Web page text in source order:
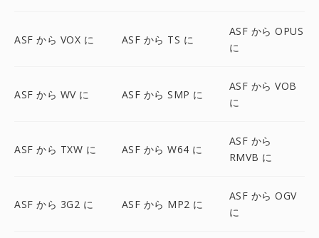
ASF から VOX に ASF から TS に
ASF から OPUS
に
ASF から WV に ASF から SMP に
ASF から VOB
に
ASF から TXW に ASF から W64 に
ASF から
RMVB に
ASF から 3G2 に ASF から MP2 に
ASF から OGV
に